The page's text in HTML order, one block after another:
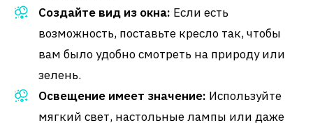
Создайте вид из окна: Если есть
возможность, поставьте кресло так, чтобы
вам было удобно смотреть на природу или
зелень.
Освещение имеет значение: Используйте
мягкий свет, настольные лампы или даже